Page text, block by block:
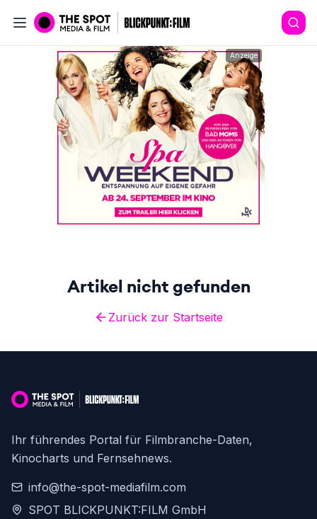
Anzeige
Artikel nicht gefunden
Zurück zur Startseite
Ihr führendes Portal für Filmbranche-Daten,
Kinocharts und Fernsehnews.
info@the-spot-mediafilm.com
SPOT BLICKPUNKT:FILM GmbH